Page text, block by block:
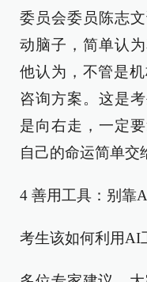
委员会委员陈志
动脑子，简单认
他认为，不管是
咨询方案。这是
是向右走，一定
自己的命运简单交
4 善用工具：别靠
考生该如何利用AI